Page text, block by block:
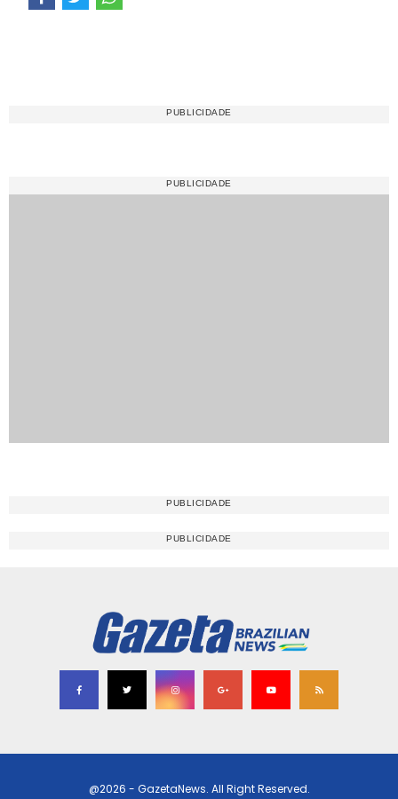
@2026 - GazetaNews. All Right Reserved.